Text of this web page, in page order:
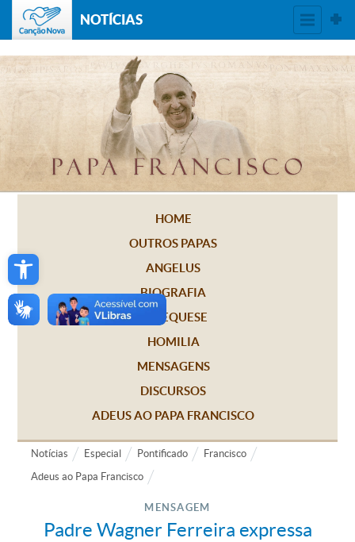
Open toolbar
NOTÍCIAS
HOME
OUTROS PAPAS
ANGELUS
BIOGRAFIA
CATEQUESE
HOMILIA
MENSAGENS
DISCURSOS
ADEUS AO PAPA FRANCISCO
Notícias Especial Pontificado
Francisco
Adeus ao Papa Francisco
MENSAGEM
Padre Wagner Ferreira expressa